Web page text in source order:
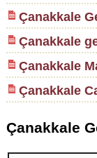
Çanakkale
Çanakkale
Çanakkale
Çanakkale
Çanakkale